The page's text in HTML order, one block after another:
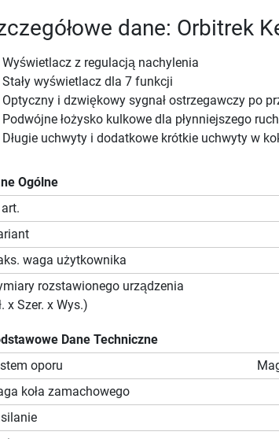
dane: Orbitrek
Wyświetlacz z regulacją nachylenia
Stały wyświetlacz dla 7 funkcji
Optyczny i dzwiękowy sygnał ostrzegawczy po
Podwójne łożysko kulkowe dla płynniejszego
Długie uchwyty i dodatkowe krótkie uchwyty w
Ogólne
waga użytkownika
rozstawionego urządzenia
x Szer. x Wys.)
Dane Techniczne
oporu
koła zamachowego